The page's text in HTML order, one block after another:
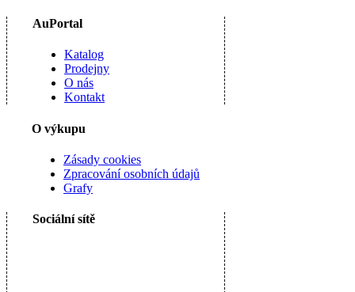
AuPortal
Katalog
Prodejny
O nás
Kontakt
O výkupu
Zásady cookies
Zpracování osobních údajů
Grafy
Sociální sítě